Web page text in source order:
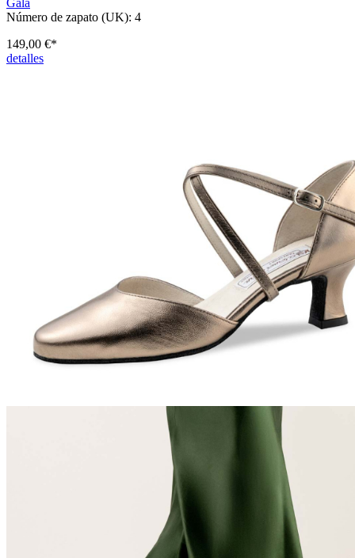
Gala
Número de zapato (UK): 4
149,00 €*
detalles